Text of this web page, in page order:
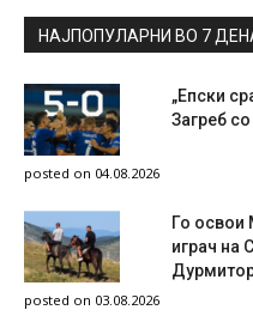
НАЈПОПУЛАРНИ ВО 7
„Епски
Загреб
posted on 04.08.2026
Го освои
играч на
posted on 03.08.2026